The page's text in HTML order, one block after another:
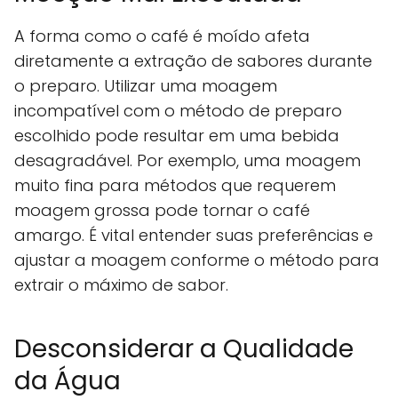
A forma como o café é moído afeta
diretamente a extração de sabores durante
o preparo. Utilizar uma moagem
incompatível com o método de preparo
escolhido pode resultar em uma bebida
desagradável. Por exemplo, uma moagem
muito fina para métodos que requerem
moagem grossa pode tornar o café
amargo. É vital entender suas preferências e
ajustar a moagem conforme o método para
extrair o máximo de sabor.
Desconsiderar a Qualidade
da Água